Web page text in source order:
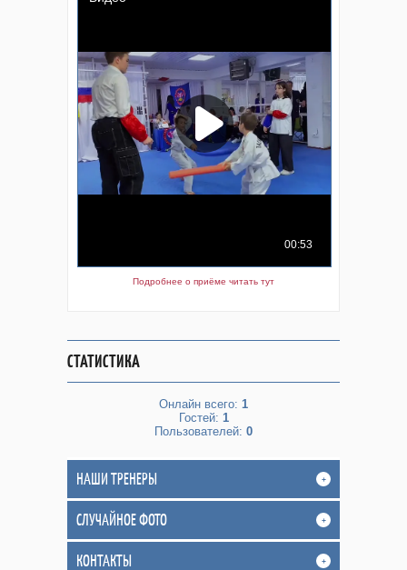
Подробнее о приёме читать тут
СТАТИСТИКА
Онлайн всего: 1
Гостей: 1
Пользователей: 0
НАШИ ТРЕНЕРЫ +
СЛУЧАЙНОЕ ФОТО +
КОНТАКТЫ +